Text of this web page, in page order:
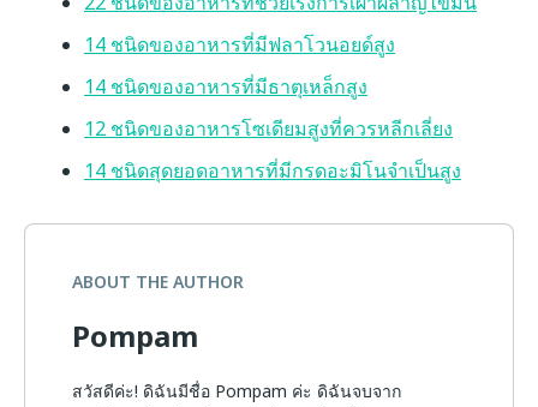
14 ชนิดของอาหารที่มีฟลาโวนอยด์สูง
14 ชนิดของอาหารที่มีธาตุเหล็กสูง
12 ชนิดของอาหารโซเดียมสูงที่ควรหลีกเลี่ยง
14 ชนิดสุดยอดอาหารที่มีกรดอะมิโนจำเป็นสูง
ABOUT THE AUTHOR
Pompam
สวัสดีค่ะ! ดิฉันมีชื่อ Pompam ค่ะ ดิฉันจบจาก